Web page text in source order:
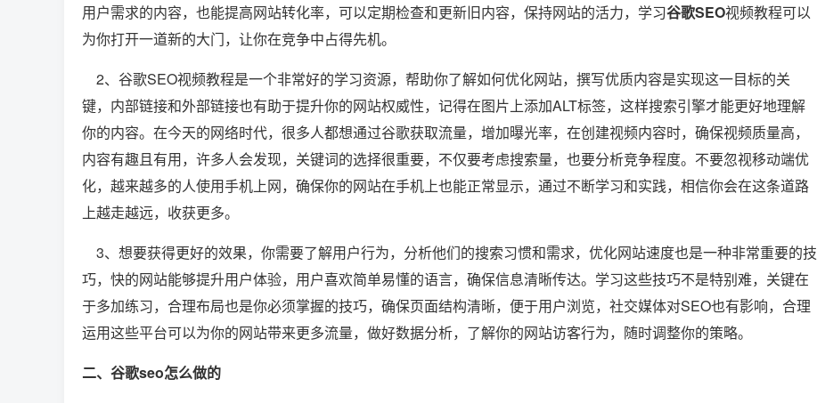
用户需求的内容，也能提高网站转化率，可以定期检查和更新旧内容，保持网站的活力，学习谷歌SEO视频教程可以
为你打开一道新的大门，让你在竞争中占得先机。
2、谷歌SEO视频教程是一个非常好的学习资源，帮助你了解如何优化网站，撰写优质内容是实现这一目标的关
键，内部链接和外部链接也有助于提升你的网站权威性，记得在图片上添加ALT标签，这样搜索引擎才能更好地理解
你的内容。在今天的网络时代，很多人都想通过谷歌获取流量，增加曝光率，在创建视频内容时，确保视频质量高，
内容有趣且有用，许多人会发现，关键词的选择很重要，不仅要考虑搜索量，也要分析竞争程度。不要忽视移动端优
化，越来越多的人使用手机上网，确保你的网站在手机上也能正常显示，通过不断学习和实践，相信你会在这条道路
上越走越远，收获更多。
3、想要获得更好的效果，你需要了解用户行为，分析他们的搜索习惯和需求，优化网站速度也是一种非常重要的技
巧，快的网站能够提升用户体验，用户喜欢简单易懂的语言，确保信息清晰传达。学习这些技巧不是特别难，关键在
于多加练习，合理布局也是你必须掌握的技巧，确保页面结构清晰，便于用户浏览，社交媒体对SEO也有影响，合理
运用这些平台可以为你的网站带来更多流量，做好数据分析，了解你的网站访客行为，随时调整你的策略。
二、谷歌seo怎么做的